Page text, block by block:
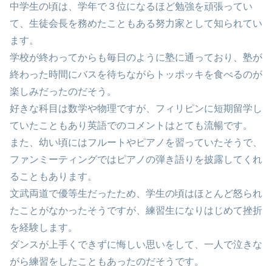
中学生の頃は、学年で３位になるほど勉強を頑張ってい
て、生徒会長を務めたこともある努力家として知られてい
ます。
学校が終わってからも毎日のように塾に通っており、塾が
終わった時間にバスを待ちながらトッポッキを食べるのが
楽しみだったのだそう。
好きな科目は数学や物理ですが、フィリピンに短期留学し
ていたこともあり英語でのコメントはとても流暢です。
また、幼い頃にはフルートやピアノを習っていたそうで、
ファンミーティングではピアノの弾き語りを披露してくれ
ることもあります。
文武両道で優等生だったため、学生の頃はほとんど怒られ
たことがなかったそうですが、練習生になりはじめて挫折
を経験します。
ダンスが上手くできずに悔しい思いをして、一人で泣きな
がら練習をしたこともあったのだそうです。